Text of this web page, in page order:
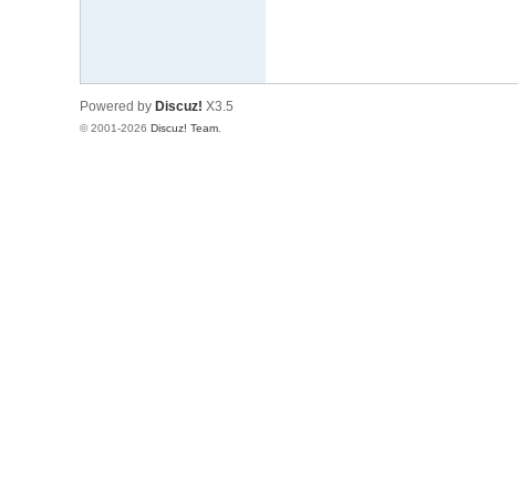
Powered by Discuz! X3.5
© 2001-2026 Discuz! Team